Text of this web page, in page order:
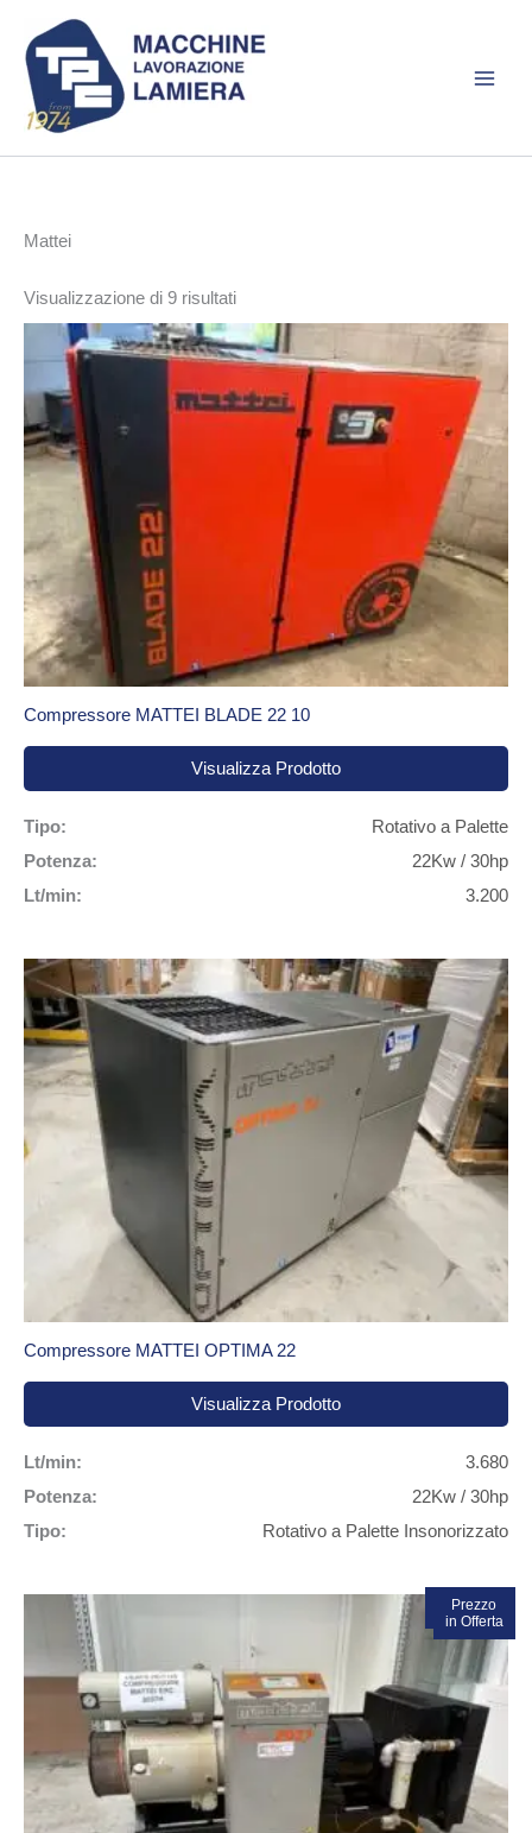
contenuto
Mattei
Visualizzazione di 9 risultatiOrdina
base
al
più
Compressore MATTEI BLADE 22 10
Visualizza Prodotto
Tipo:
Rotativo a Palette
Potenza:
22Kw / 30hp
Lt/min:
3.200
Compressore MATTEI OPTIMA 22
Visualizza Prodotto
Lt/min:
3.680
Potenza:
22Kw / 30hp
Tipo:
Rotativo a Palette Insonorizzato
In vendita!
Prezzo
in Offerta